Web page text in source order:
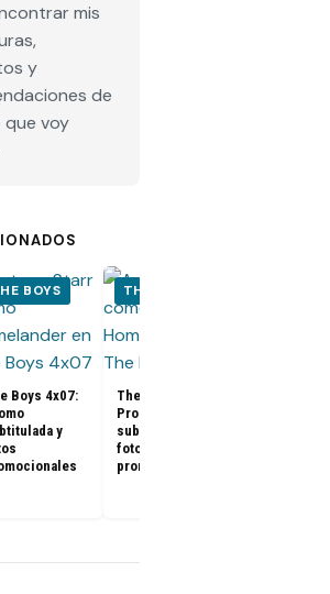
mis
y
de
voy
BOYS
Boys 4x07:
y
THE BOYS
The Boys 4x06:
Promo
subtitulada y
fotos
promocionales